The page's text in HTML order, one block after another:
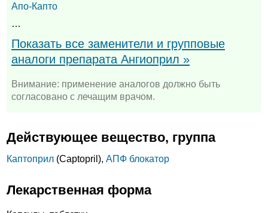
Апо-Капто
…
Показать все заменители и групповые
аналоги препарата Ангиоприл »
Внимание: применение аналогов должно быть
согласовано с лечащим врачом.
Действующее вещество, группа
Каптоприл (Captopril), АПФ блокатор
Лекарственная форма